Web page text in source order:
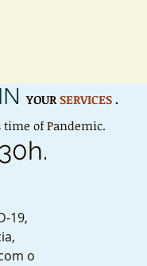
19,
o
YOUR SERVICES .
time of Pandemic.